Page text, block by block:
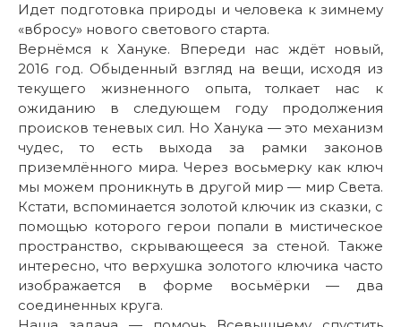
Идет подготовка природы и человека к зимнему
«вбросу» нового светового старта.
Вернёмся к Хануке. Впереди нас ждёт новый,
2016 год. Обыденный взгляд на вещи, исходя из
текущего жизненного опыта, толкает нас к
ожиданию в следующем году продолжения
происков теневых сил. Но Ханука — это механизм
чудес, то есть выхода за рамки законов
приземлённого мира. Через восьмерку как ключ
мы можем проникнуть в другой мир — мир Света.
Кстати, вспоминается золотой ключик из сказки, с
помощью которого герои попали в мистическое
пространство, скрывающееся за стеной. Также
интересно, что верхушка золотого ключика часто
изображается в форме восьмёрки — два
соединенных круга.